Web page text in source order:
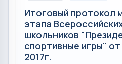
Итоговый протокол
этапа
школьников
спортивные игры"
2017г.